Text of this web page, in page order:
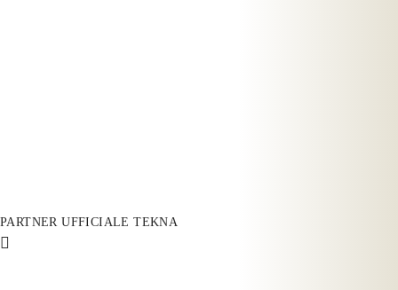
PARTNER UFFICIALE TEKNA